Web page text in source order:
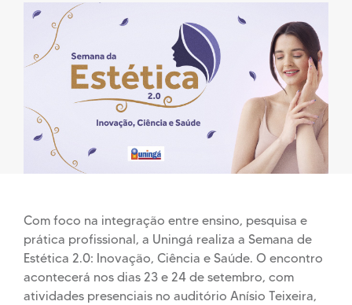
Com foco na integração entre ensino, pesquisa e
prática profissional, a Uningá realiza a Semana de
Estética 2.0: Inovação, Ciência e Saúde. O encontro
acontecerá nos dias 23 e 24 de setembro, com
atividades presenciais no auditório Anísio Teixeira,